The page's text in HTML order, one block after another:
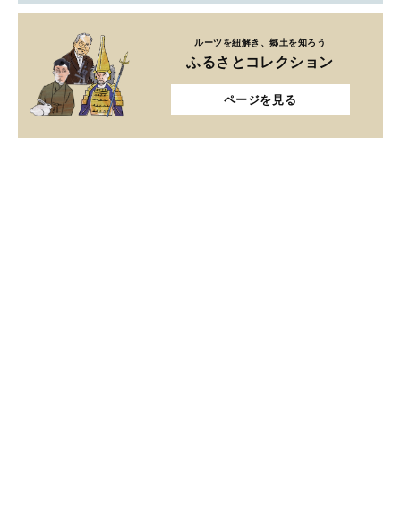
ルーツを紐解き、郷土を知ろう
ふるさとコレクション
ページを見る